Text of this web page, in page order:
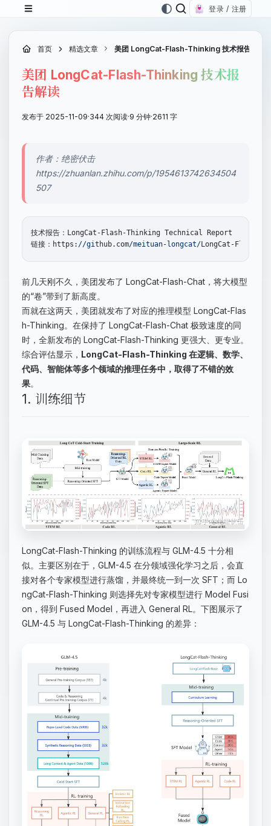
登录 / 注册
首页 精选文章 美团 LongCat-Flash-Thinking 技术报告解读
美团 LongCat-Flash-Thinking 技术报
告解读
发布于 2025-11-09·344 次阅读·9 分钟·2611 字
作者：绝密伏击
https://zhuanlan.zhihu.com/p/1954613742634504
507
技术报告：LongCat-Flash-Thinking Technical Report
链接：https: //github.com/meituan-longcat/LongCat-Flash-
前几天刚不久，美团发布了 LongCat-Flash-Chat，将大模型
的“卷”带到了新高度。
而就在这两天，美团就发布了对应的推理模型 LongCat-Flas
h-Thinking。在保持了 LongCat-Flash-Chat 极致速度的同
时，全新发布的 LongCat-Flash-Thinking 更强大、更专业。
综合评估显示， LongCat-Flash-Thinking 在逻辑、数学、
代码、智能体等多个领域的推理任务中，取得了不错的效
果。
1. 训练细节
LongCat-Flash-Thinking 的训练流程与 GLM-4.5 十分相
似。主要区别在于，GLM-4.5 在分领域强化学习之后，会直
接对各个专家模型进行蒸馏，并最终统一到一次 SFT；而 Lo
ngCat-Flash-Thinking 则选择先对专家模型进行 Model Fusi
on，得到 Fused Model，再进入 General RL。下图展示了
GLM-4.5 与 LongCat-Flash-Thinking 的差异：